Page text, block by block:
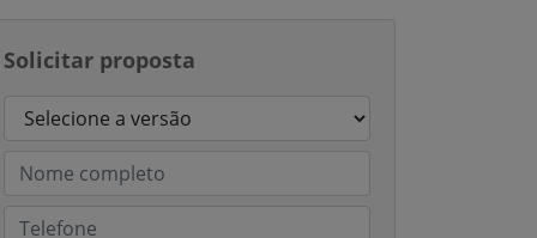
Solicitar proposta